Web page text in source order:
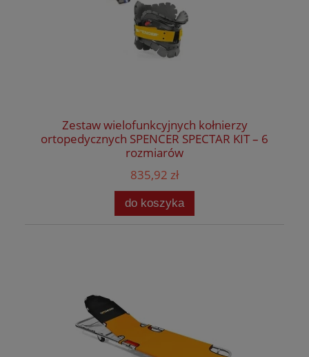
Zestaw wielofunkcyjnych kołnierzy
ortopedycznych SPENCER SPECTAR KIT – 6
rozmiarów
835,92 zł
do koszyka